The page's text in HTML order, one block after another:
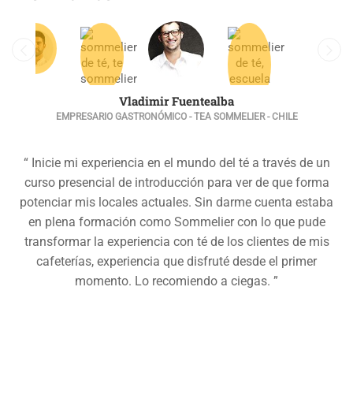
Vladimir Fuentealba
EMPRESARIO GASTRONÓMICO - TEA SOMMELIER - CHILE
“ Inicie mi experiencia en el mundo del té a través de un
curso presencial de introducción para ver de que forma
potenciar mis locales actuales. Sin darme cuenta estaba
en plena formación como Sommelier con lo que pude
transformar la experiencia con té de los clientes de mis
cafeterías, experiencia que disfruté desde el primer
momento. Lo recomiendo a ciegas. ”